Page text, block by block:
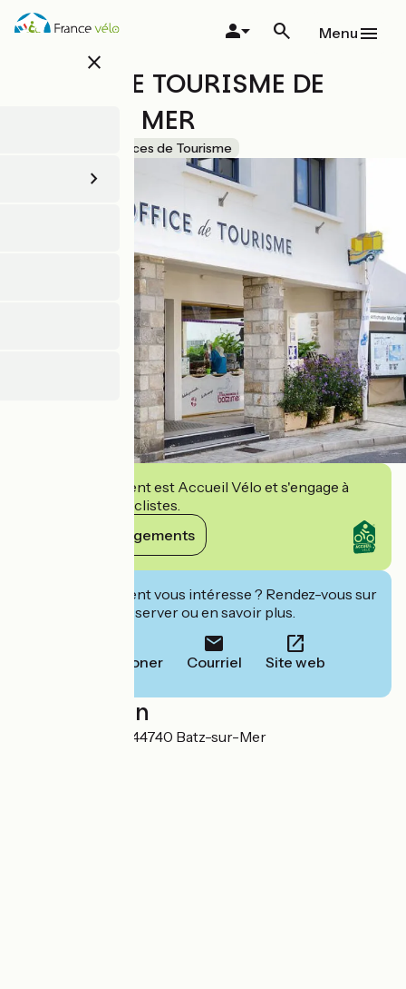
Aller
au
close
Menu
OFFICE DE TOURISME DE
BATZ SUR MER
Offices de Tourisme
Cet établissement est Accueil Vélo et s'engage à
accueillir des cyclistes.
Voir ses engagements
Cet établissement vous intéresse ? Rendez-vous sur
leur site pour réserver ou en savoir plus.
Téléphoner Courriel Site web
Localisation
25 rue de la Plage 44740 Batz-sur-Mer